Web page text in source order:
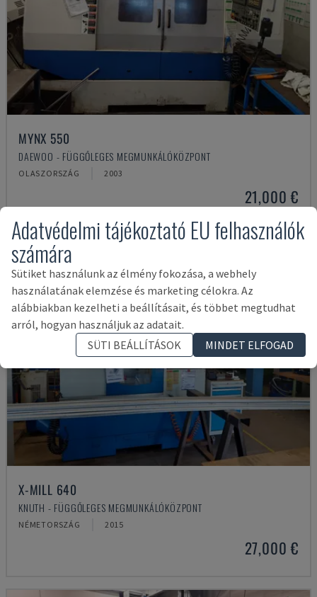
MYNX 550
DAEWOO - FÜGGŐLEGES MEGMUNKÁLÓKÖZPONT
OLASZORSZÁG 2003
21,000 €
X-MILL 640
KNUTH - FÜGGŐLEGES MEGMUNKÁLÓKÖZPONT
NÉMETORSZÁG 2015
27,000 €
Adatvédelmi tájékoztató EU felhasználók
számára
Sütiket használunk az élmény fokozása, a webhely
használatának elemzése és marketing célokra. Az
alábbiakban kezelheti a beállításait, és többet megtudhat
arról, hogyan használjuk az adatait.
SÜTI BEÁLLÍTÁSOK
MINDET ELFOGAD